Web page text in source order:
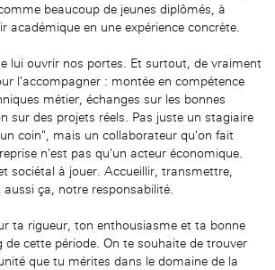
beaucoup de jeunes diplômés, à
académique en une expérience concrète.
lui ouvrir nos portes. Et surtout, de vraiment
l'accompagner : montée en compétence
métier, échanges sur les bonnes
sur des projets réels. Pas juste un stagiaire
coin", mais un collaborateur qu'on fait
n'est pas qu'un acteur économique.
sociétal à jouer. Accueillir, transmettre,
ça, notre responsabilité.
ta rigueur, ton enthousiasme et ta bonne
cette période. On te souhaite de trouver
que tu mérites dans le domaine de la